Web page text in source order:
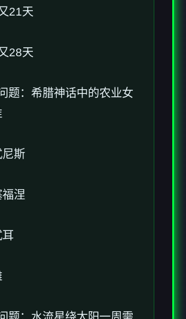
21天
28天
题：希腊神话中的农业女
斯
涅
耳